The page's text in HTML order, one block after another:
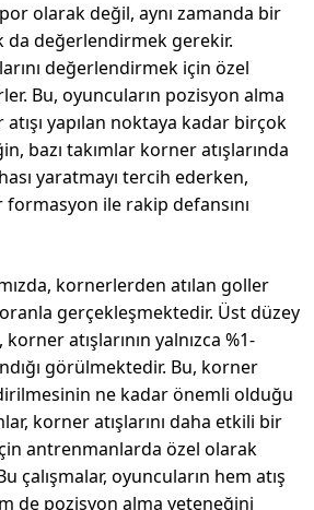
olarak değil, aynı zamanda bir
değerlendirmek gerekir.
değerlendirmek için özel
Bu, oyuncuların pozisyon alma
yapılan noktaya kadar birçok
bazı takımlar korner atışlarında
yaratmayı tercih ederken,
formasyon ile rakip defansını
kornerlerden atılan goller
gerçekleşmektedir. Üst düzey
atışlarının yalnızca %1-
görülmektedir. Bu, korner
ne kadar önemli olduğu
korner atışlarını daha etkili bir
antrenmanlarda özel olarak
çalışmalar, oyuncuların hem atış
de pozisyon alma yeteneğini